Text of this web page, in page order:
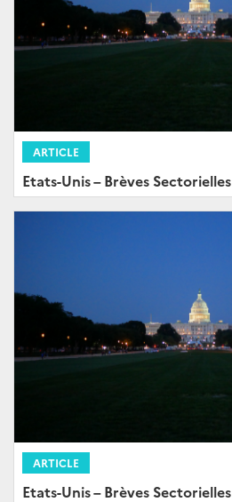
ARTICLE
Etats-Unis – Brèves Sectorielles
ARTICLE
Etats-Unis – Brèves Sectorielles